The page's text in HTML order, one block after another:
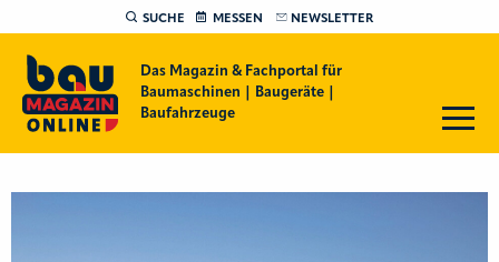
SUCHE MESSEN NEWSLETTER
Das Magazin & Fachportal für
Baumaschinen | Baugeräte |
Baufahrzeuge